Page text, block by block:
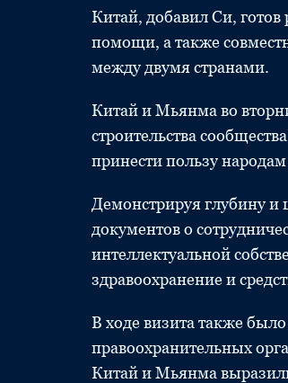
Китай, добавил Си,
помощи, а также
между двумя странами.
Китай и Мьянма во
строительства
принести пользу народам
Демонстрируя глубину
документов о
интеллектуальной
здравоохранение и
В ходе визита также
правоохранительных
Китай и Мьянма